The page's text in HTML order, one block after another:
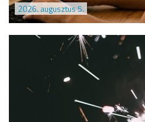
2026. augusztus 5.